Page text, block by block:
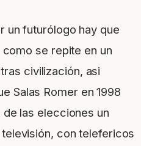
un futurólogo hay que
se repite en un
civilización, asi
Salas Romer en 1998
las elecciones un
con telefericos